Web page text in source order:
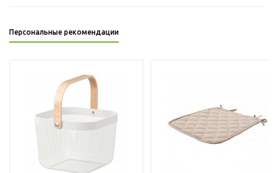
Персональные рекомендации